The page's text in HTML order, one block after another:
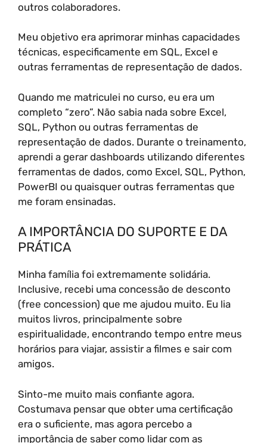
outros colaboradores.
Meu objetivo era aprimorar minhas capacidades
técnicas, especificamente em SQL, Excel e
outras ferramentas de representação de dados.
Quando me matriculei no curso, eu era um
completo “zero”. Não sabia nada sobre Excel,
SQL, Python ou outras ferramentas de
representação de dados. Durante o treinamento,
aprendi a gerar dashboards utilizando diferentes
ferramentas de dados, como Excel, SQL, Python,
PowerBI ou quaisquer outras ferramentas que
me foram ensinadas.
A IMPORTÂNCIA DO SUPORTE E DA
PRÁTICA
Minha família foi extremamente solidária.
Inclusive, recebi uma concessão de desconto
(free concession) que me ajudou muito. Eu lia
muitos livros, principalmente sobre
espiritualidade, encontrando tempo entre meus
horários para viajar, assistir a filmes e sair com
amigos.
Sinto-me muito mais confiante agora.
Costumava pensar que obter uma certificação
era o suficiente, mas agora percebo a
importância de saber como lidar com as